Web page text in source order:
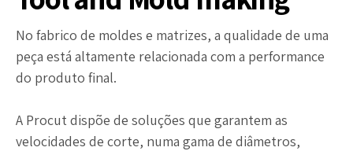
No fabrico de moldes e matrizes, a qualidade de uma
peça está altamente relacionada com a performance
do produto final.
A Procut dispõe de soluções que garantem as
velocidades de corte, numa gama de diâmetros,